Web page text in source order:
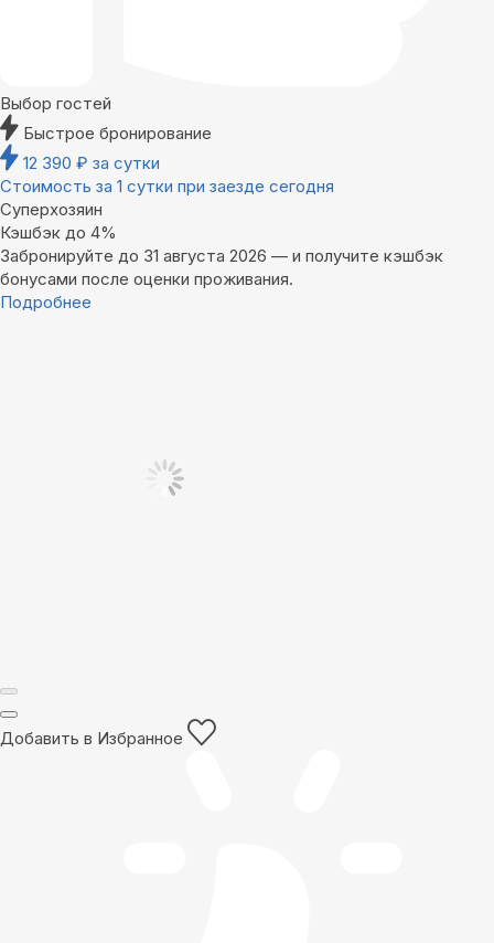
Выбор гостей
Быстрое бронирование
12 390 ₽ за сутки
Стоимость за 1 сутки при заезде сегодня
Суперхозяин
Кэшбэк до 4%
Забронируйте до 31 августа 2026 — и получите кэшбэк
бонусами после оценки проживания.
Подробнее
Добавить в Избранное